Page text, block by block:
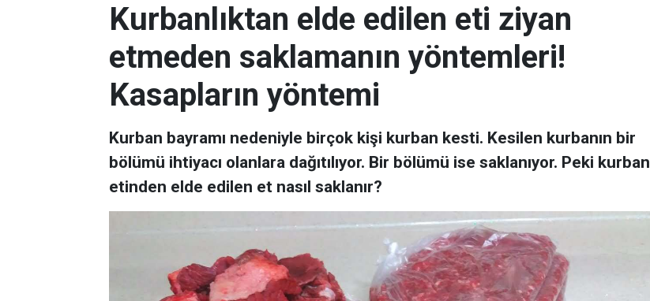
Kurbanlıktan elde edilen eti ziyan
etmeden saklamanın yöntemleri!
Kasapların yöntemi
Kurban bayramı nedeniyle birçok kişi kurban kesti. Kesilen kurbanın bir
bölümü ihtiyacı olanlara dağıtılıyor. Bir bölümü ise saklanıyor. Peki kurban
etinden elde edilen et nasıl saklanır?